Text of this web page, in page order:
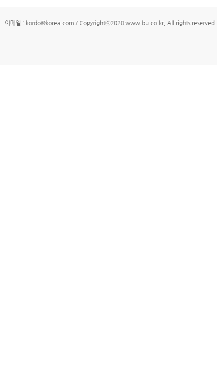
이메일 : kordo@korea.com / Copyrightⓒ2020 www.bu.co.kr, All rights reserved.